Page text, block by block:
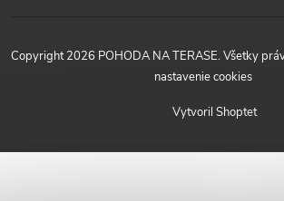
Vytvoril Shoptet
Copyright 2026 POHODA NA TERASE. Všetky
nastavenie cookies